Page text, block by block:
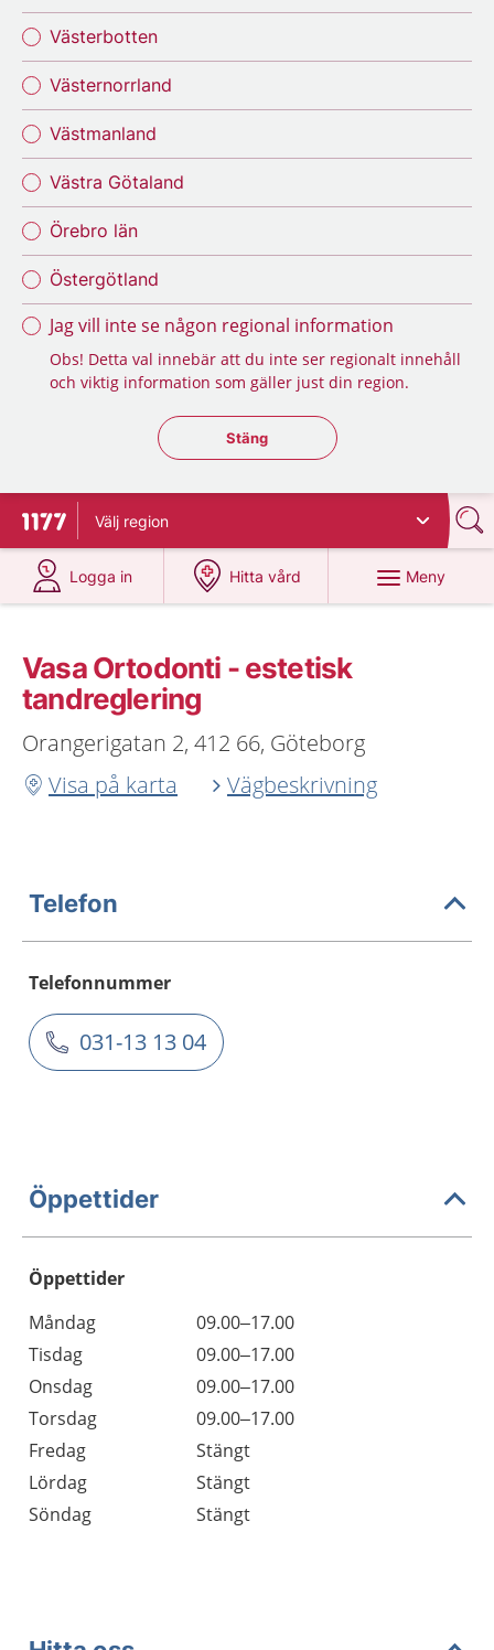
Västerbotten
Västernorrland
Västmanland
Västra Götaland
Örebro län
Östergötland
Jag vill inte se någon regional information
Obs! Detta val innebär att du inte ser regionalt innehåll
och viktig information som gäller just din region.
Stäng regionsväljaren
Stäng
Till startsidan för 1177
Välj region
Logga in
på 1177.se
Hitta vård
på 1177.se
Meny
Vasa Ortodonti - estetisk
tandreglering
Orangerigatan 2, 412 66, Göteborg
Visa på karta
Vägbeskrivning
Telefon
Telefonnummer
031-13 13 04
Öppettider
Öppettider
Dag
Öppettider
Kommentarer
Måndag
09.00–17.00
Tisdag
09.00–17.00
Onsdag
09.00–17.00
Torsdag
09.00–17.00
Fredag
Stängt
Lördag
Stängt
Söndag
Stängt